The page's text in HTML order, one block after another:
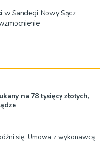
w Sandecji Nowy Sącz.
na 78 tysięcy złotych,
się. Umowa z wykonawcą